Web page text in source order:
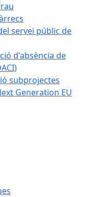
servei públic de
d'absència de
subprojectes
Generation EU